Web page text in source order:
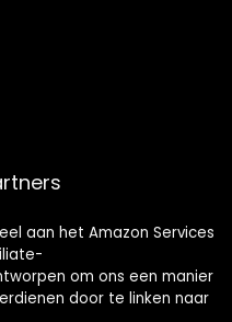
aan het Amazon Services
om ons een manier
door te linken naar